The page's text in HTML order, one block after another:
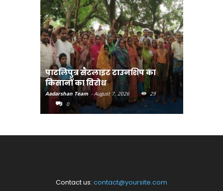
पाटलिपुत्र सैटलाइट टाउनशिप का
किसानों का विरोध
Aadarshan Team - August 7, 2026
29
0
Contact us: contact@yoursite.com